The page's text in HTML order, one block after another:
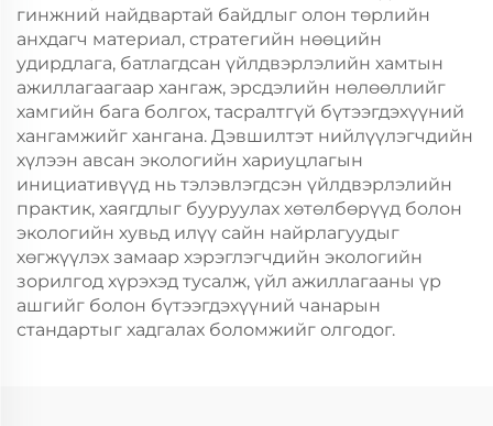
гинжний найдвартай байдлыг олон төрлийн
анхдагч материал, стратегийн нөөцийн
удирдлага, батлагдсан үйлдвэрлэлийн хамтын
ажиллагаагаар хангаж, эрсдэлийн нөлөөллийг
хамгийн бага болгох, тасралтгүй бүтээгдэхүүний
хангамжийг хангана. Дэвшилтэт нийлүүлэгчдийн
хүлээн авсан экологийн хариуцлагын
инициативүүд нь тэлэвлэгдсэн үйлдвэрлэлийн
практик, хаягдлыг бууруулах хөтөлбөрүүд болон
экологийн хувьд илүү сайн найрлагуудыг
хөгжүүлэх замаар хэрэглэгчдийн экологийн
зорилгод хүрэхэд тусалж, үйл ажиллагааны үр
ашгийг болон бүтээгдэхүүний чанарын
стандартыг хадгалах боломжийг олгодог.